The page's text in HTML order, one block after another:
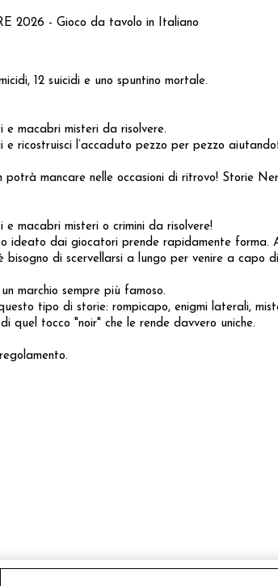
2026 - Gioco da tavolo in Italiano
12 suicidi e uno spuntino mortale.
macabri misteri da risolvere.
ricostruisci l’accaduto pezzo per pezzo
potrà mancare nelle occasioni di ritrovo! Storie
macabri misteri o crimini da risolvere!
ideato dai giocatori prende rapidamente
bisogno di scervellarsi a lungo per venire a capo
marchio sempre più famoso.
tipo di storie: rompicapo, enigmi laterali,
quel tocco "noir" che le rende davvero uniche.